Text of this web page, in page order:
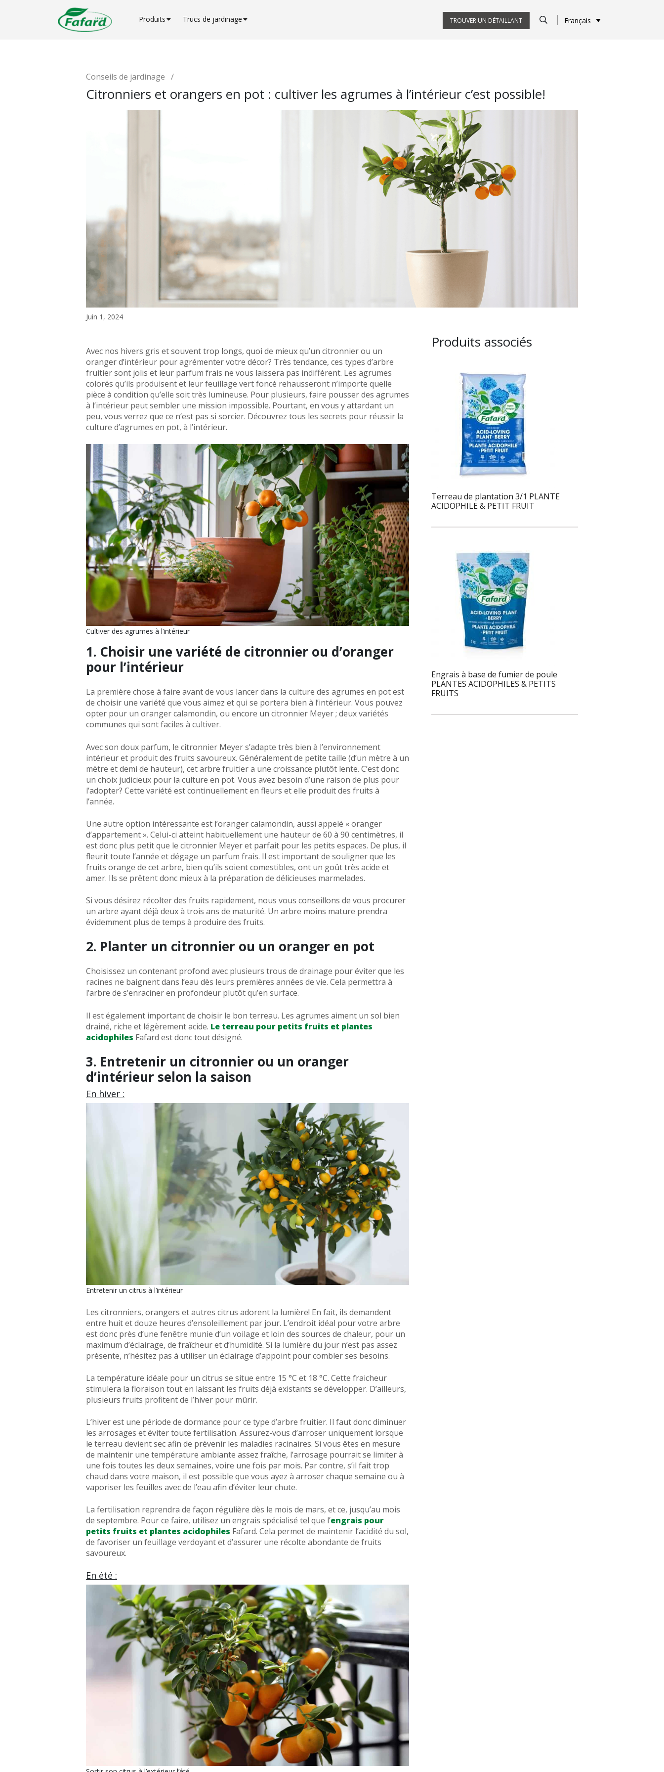
Produits Trucs de jardinage TROUVER UN DÉTAILLANT Français
Conseils de jardinage /
Citronniers et orangers en pot : cultiver les agrumes à l’intérieur c’est possible!
Juin 1, 2024
Avec nos hivers gris et souvent trop longs, quoi de mieux qu’un citronnier ou un
oranger d’intérieur pour agrémenter votre décor? Très tendance, ces types d’arbre
fruitier sont jolis et leur parfum frais ne vous laissera pas indifférent. Les agrumes
colorés qu’ils produisent et leur feuillage vert foncé rehausseront n’importe quelle
pièce à condition qu’elle soit très lumineuse. Pour plusieurs, faire pousser des agrumes
à l’intérieur peut sembler une mission impossible. Pourtant, en vous y attardant un
peu, vous verrez que ce n’est pas si sorcier. Découvrez tous les secrets pour réussir la
culture d’agrumes en pot, à l’intérieur.
Cultiver des agrumes à l’intérieur
1. Choisir une variété de citronnier ou d’oranger
pour l’intérieur
La première chose à faire avant de vous lancer dans la culture des agrumes en pot est
de choisir une variété que vous aimez et qui se portera bien à l’intérieur. Vous pouvez
opter pour un oranger calamondin, ou encore un citronnier Meyer ; deux variétés
communes qui sont faciles à cultiver.
Avec son doux parfum, le citronnier Meyer s’adapte très bien à l’environnement
intérieur et produit des fruits savoureux. Généralement de petite taille (d’un mètre à un
mètre et demi de hauteur), cet arbre fruitier a une croissance plutôt lente. C’est donc
un choix judicieux pour la culture en pot. Vous avez besoin d’une raison de plus pour
l’adopter? Cette variété est continuellement en fleurs et elle produit des fruits à
l’année.
Une autre option intéressante est l’oranger calamondin, aussi appelé « oranger
d’appartement ». Celui-ci atteint habituellement une hauteur de 60 à 90 centimètres, il
est donc plus petit que le citronnier Meyer et parfait pour les petits espaces. De plus, il
fleurit toute l’année et dégage un parfum frais. Il est important de souligner que les
fruits orange de cet arbre, bien qu’ils soient comestibles, ont un goût très acide et
amer. Ils se prêtent donc mieux à la préparation de délicieuses marmelades.
Si vous désirez récolter des fruits rapidement, nous vous conseillons de vous procurer
un arbre ayant déjà deux à trois ans de maturité. Un arbre moins mature prendra
évidemment plus de temps à produire des fruits.
2. Planter un citronnier ou un oranger en pot
Choisissez un contenant profond avec plusieurs trous de drainage pour éviter que les
racines ne baignent dans l’eau dès leurs premières années de vie. Cela permettra à
l’arbre de s’enraciner en profondeur plutôt qu’en surface.
Il est également important de choisir le bon terreau. Les agrumes aiment un sol bien
drainé, riche et légèrement acide. Le terreau pour petits fruits et plantes
acidophiles Fafard est donc tout désigné.
3. Entretenir un citronnier ou un oranger
d’intérieur selon la saison
En hiver :
Entretenir un citrus à l’intérieur
Les citronniers, orangers et autres citrus adorent la lumière! En fait, ils demandent
entre huit et douze heures d’ensoleillement par jour. L’endroit idéal pour votre arbre
est donc près d’une fenêtre munie d’un voilage et loin des sources de chaleur, pour un
maximum d’éclairage, de fraîcheur et d’humidité. Si la lumière du jour n’est pas assez
présente, n’hésitez pas à utiliser un éclairage d’appoint pour combler ses besoins.
La température idéale pour un citrus se situe entre 15 °C et 18 °C. Cette fraicheur
stimulera la floraison tout en laissant les fruits déjà existants se développer. D’ailleurs,
plusieurs fruits profitent de l’hiver pour mûrir.
L’hiver est une période de dormance pour ce type d’arbre fruitier. Il faut donc diminuer
les arrosages et éviter toute fertilisation. Assurez-vous d’arroser uniquement lorsque
le terreau devient sec afin de prévenir les maladies racinaires. Si vous êtes en mesure
de maintenir une température ambiante assez fraîche, l’arrosage pourrait se limiter à
une fois toutes les deux semaines, voire une fois par mois. Par contre, s’il fait trop
chaud dans votre maison, il est possible que vous ayez à arroser chaque semaine ou à
vaporiser les feuilles avec de l’eau afin d’éviter leur chute.
La fertilisation reprendra de façon régulière dès le mois de mars, et ce, jusqu’au mois
de septembre. Pour ce faire, utilisez un engrais spécialisé tel que l’engrais pour
petits fruits et plantes acidophiles Fafard. Cela permet de maintenir l’acidité du sol,
de favoriser un feuillage verdoyant et d’assurer une récolte abondante de fruits
savoureux.
En été :
Produits associés
Terreau de plantation 3/1 PLANTE
ACIDOPHILE & PETIT FRUIT
Engrais à base de fumier de poule
PLANTES ACIDOPHILES & PETITS
FRUITS